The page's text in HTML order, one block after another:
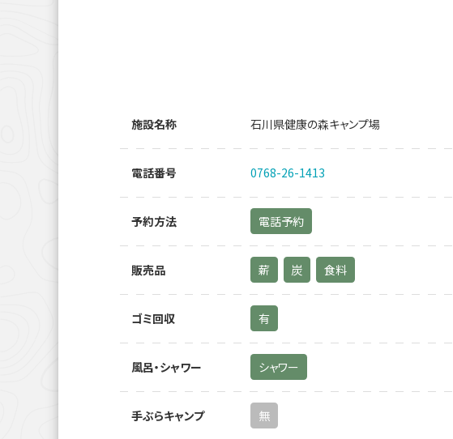
施設名称 石川県健康の森キャンプ場
電話番号 0768-26-1413
予約方法 電話予約
販売品 薪 炭 食料
ゴミ回収 有
風呂・シャワー シャワー
手ぶらキャンプ 無